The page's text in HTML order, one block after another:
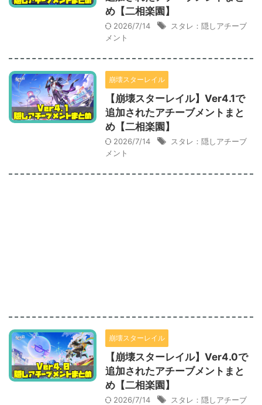
め【二相楽園】
2026/7/14
スタレ：隠しアチーブ
メント
崩壊スターレイル
【崩壊スターレイル】Ver4.1で
追加されたアチーブメントまと
め【二相楽園】
2026/7/14
スタレ：隠しアチーブ
メント
崩壊スターレイル
【崩壊スターレイル】Ver4.0で
追加されたアチーブメントまと
め【二相楽園】
2026/7/14
スタレ：隠しアチーブ